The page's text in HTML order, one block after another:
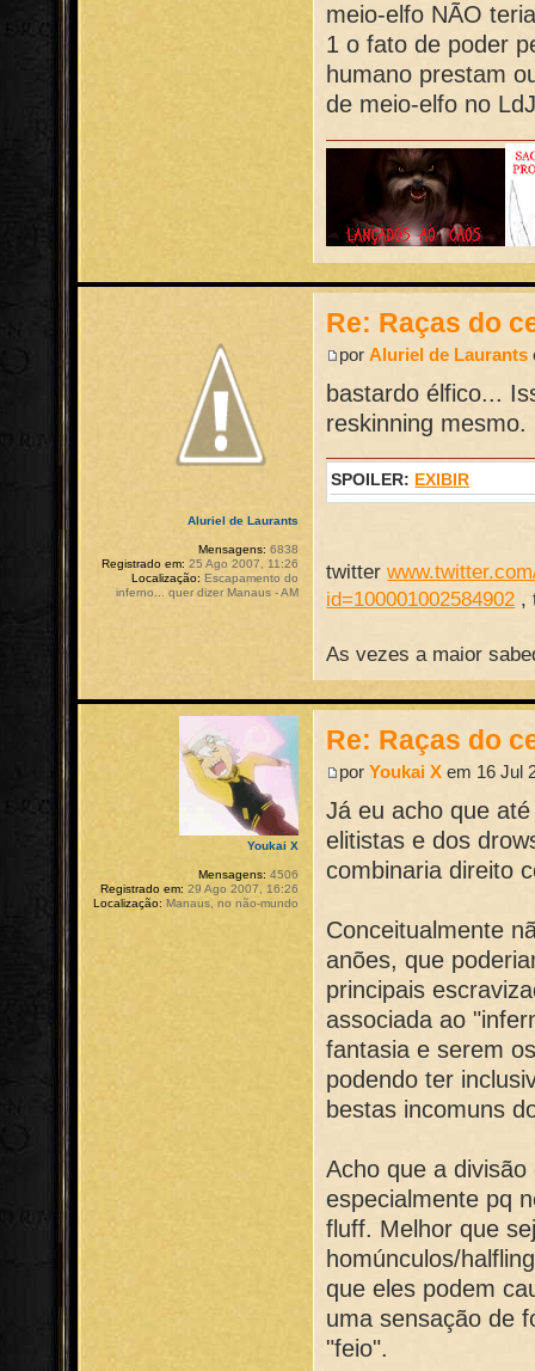
meio-elfo NÃO
1 o fato de poder
humano prestam
de meio-elfo no
Re: Raças do
porAluriel de Laurants
bastardo élfico...
reskinning mesmo.
SPOILER: EXIBIR
twitter
id=100001002584902 ,
As vezes a maior
Aluriel de Laurants
Mensagens: 6838
Registrado em: 25 Ago 2007, 11:26
Localização: Escapamento do
inferno... quer dizer Manaus - AM
Re: Raças do
porYoukai X em 16 Jul
Já eu acho que
elitistas e dos
combinaria direito
Conceitualmente
anões, que
principais
associada ao
fantasia e serem
podendo ter
bestas incomuns
Acho que a
especialmente pq
fluff. Melhor que
homúnculos/
que eles podem
uma sensação de
"feio".
Youkai X
Mensagens: 4506
Registrado em: 29 Ago 2007, 16:26
Localização: Manaus, no não-mundo